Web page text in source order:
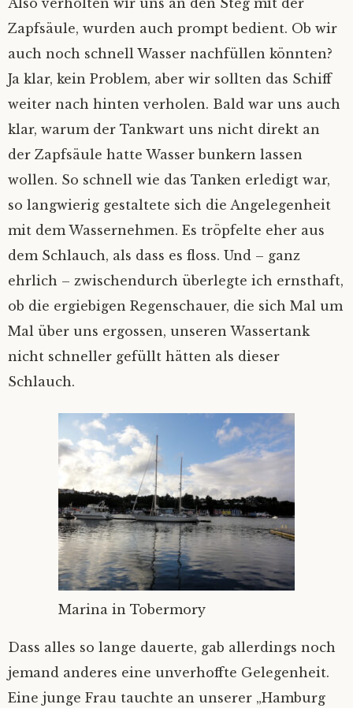
Hausmannskost
Verwaschene Zeit
Voll auf Zucker
Küstenpfade
‚Keine Sonnenuntergänge, bitte…‘
Postbox inside
Boat Stop
Regenbogen und andere Kausalketten
Big Five – minus one
Fair winds
Sitzriesen ohne Schuhe
Flachwasser
‚Gute Wahl, hätte ich auch genommen‘
Zurückfahren ist immer sch…
Lichtermeer
Wenn die Seekarte recht hat
‚Kein Wind von vorn’
Unsichtig
Damp – ausgetrickst
Schilksee – drunter und drüber
Schoko-Traum
Aufsässig Teil 2
Tor!
Mondsonate
Graduelle Unterschiede
Durchgedreht
Bald rum
Vergessene Orte – versunkene Welten
Granat
Nicht Sand in den Schuhn, nur Schlick an
Einhand Ü-70
Hamburg in Glückstadt
Ruf nach dem Gennaker
Romantik im Schlicklock
Mythos Helgoland
Skippis Keks
Abbruch
Schickeria
Ullas Container
Funzeln
Die schönste von allen…
Hab‘ ich‘s nicht gesagt?
Sahne-Gate
Verschlüsselung
Rumtreiber
Ganz wichtig: gelangweilt gucken…
Lichtermeer
Von Inseln, Krabben und späten Einsichten
Langläufer, Querläufer, Tiefgänger
Gut gespült
Die Welt für ein Segel
Spiekeroog 2019
Unterelbe
Helgoland
Wer misst, misst Mist
‚Das ist hier bei uns so’
Enthusiastisches Unwissen
Nummer fünf lebt – fast
‚Rückwärts geht!‘
Eine Schwalbe macht noch keinen…
Fairy Glen, Lamlash und der Abschied von
der Insel
Also verholten wir uns an den Steg mit der
Zapfsäule, wurden auch prompt bedient. Ob wir
auch noch schnell Wasser nachfüllen könnten?
Ja klar, kein Problem, aber wir sollten das Schiff
weiter nach hinten verholen. Bald war uns auch
klar, warum der Tankwart uns nicht direkt an
der Zapfsäule hatte Wasser bunkern lassen
wollen. So schnell wie das Tanken erledigt war,
so langwierig gestaltete sich die Angelegenheit
mit dem Wassernehmen. Es tröpfelte eher aus
dem Schlauch, als dass es floss. Und – ganz
ehrlich – zwischendurch überlegte ich ernsthaft,
ob die ergiebigen Regenschauer, die sich Mal um
Mal über uns ergossen, unseren Wassertank
nicht schneller gefüllt hätten als dieser
Schlauch.
Marina in Tobermory
Dass alles so lange dauerte, gab allerdings noch
jemand anderes eine unverhoffte Gelegenheit.
Eine junge Frau tauchte an unserer „Hamburg